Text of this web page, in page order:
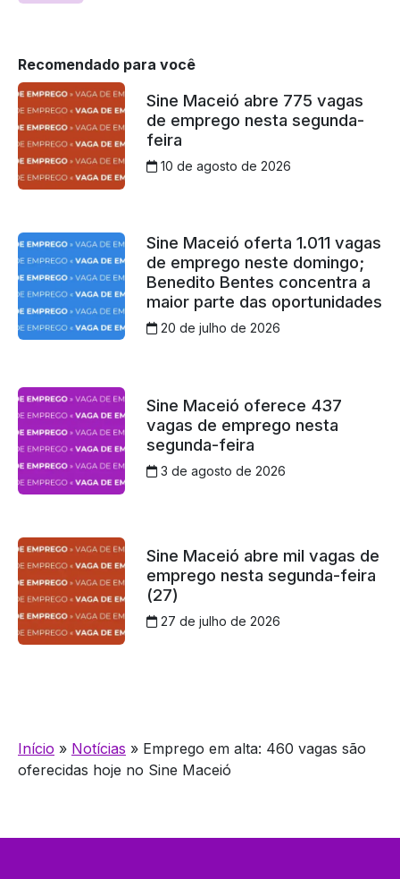
Recomendado para você
Sine Maceió abre 775 vagas
de emprego nesta segunda-
feira
10 de agosto de 2026
Sine Maceió oferta 1.011 vagas
de emprego neste domingo;
Benedito Bentes concentra a
maior parte das oportunidades
20 de julho de 2026
Sine Maceió oferece 437
vagas de emprego nesta
segunda-feira
3 de agosto de 2026
Sine Maceió abre mil vagas de
emprego nesta segunda-feira
(27)
27 de julho de 2026
Início » Notícias » Emprego em alta: 460 vagas são
oferecidas hoje no Sine Maceió